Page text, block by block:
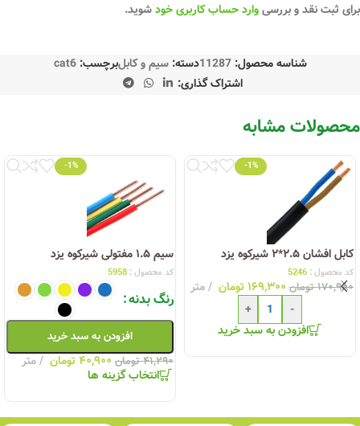
برای ثبت نقد و بررسیوارد حساب کاربری خودشوید.
شناسه محصول:11287دسته: سیم و کابلبرچسب: cat6
اشتراک گذاری:
محصولات مشابه
-1%
کابل افشان ۲.۵*۲ شیرکوه یزد
کد محصول : 5246
۱۷۰,۹۸۰ تومان ۱۶۹,۳۰۰ تومان
متر
-
+
افزودن به سبد خرید
-1%
سیم ۱.۵ مفتولی شیرکوه یزد
کد محصول : 5958
رنگ بدنه
افزودن به سبد خرید
۴۱,۲۹۰ تومان ۴۰,۹۰۰ تومان متر
انتخاب گزینه ها